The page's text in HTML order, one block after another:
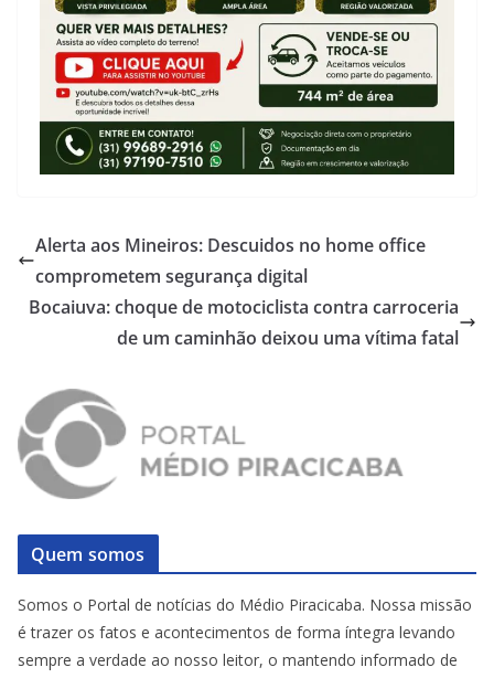
Alerta aos Mineiros: Descuidos no home office
comprometem segurança digital
Bocaiuva: choque de motociclista contra carroceria
de um caminhão deixou uma vítima fatal
Quem somos
Somos o Portal de notícias do Médio Piracicaba. Nossa missão
é trazer os fatos e acontecimentos de forma íntegra levando
sempre a verdade ao nosso leitor, o mantendo informado de